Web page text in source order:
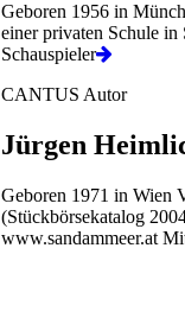
Geboren 1956 in
einer privaten Schule in
Schauspieler
CANTUS Autor
Jürgen
Geboren 1971 in Wien
(Stückbörsekatalog
www.sandammeer.at